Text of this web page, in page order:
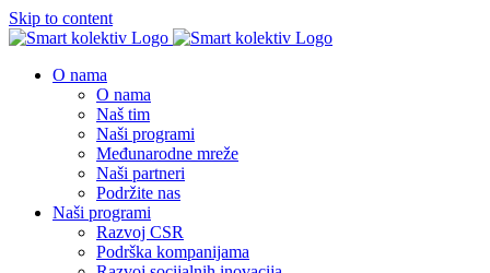
Skip to content
O nama
O nama
Naš tim
Naši programi
Međunarodne mreže
Naši partneri
Podržite nas
Naši programi
Razvoj CSR
Podrška kompanijama